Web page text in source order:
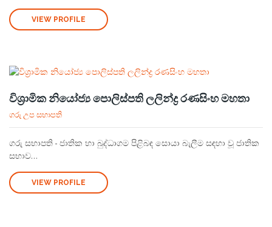
VIEW PROFILE
විශ්‍රාමික නියෝජ්‍ය පොලිස්පති ලලින්ද්‍ර රණසිංහ මහතා
ගරු උප සභාපති
ගරු සභාපති - ජාතික හා බුද්ධාගම පිළිබඳ සොයා බැලීම සඳහා වූ ජාතික
සභාව...
VIEW PROFILE